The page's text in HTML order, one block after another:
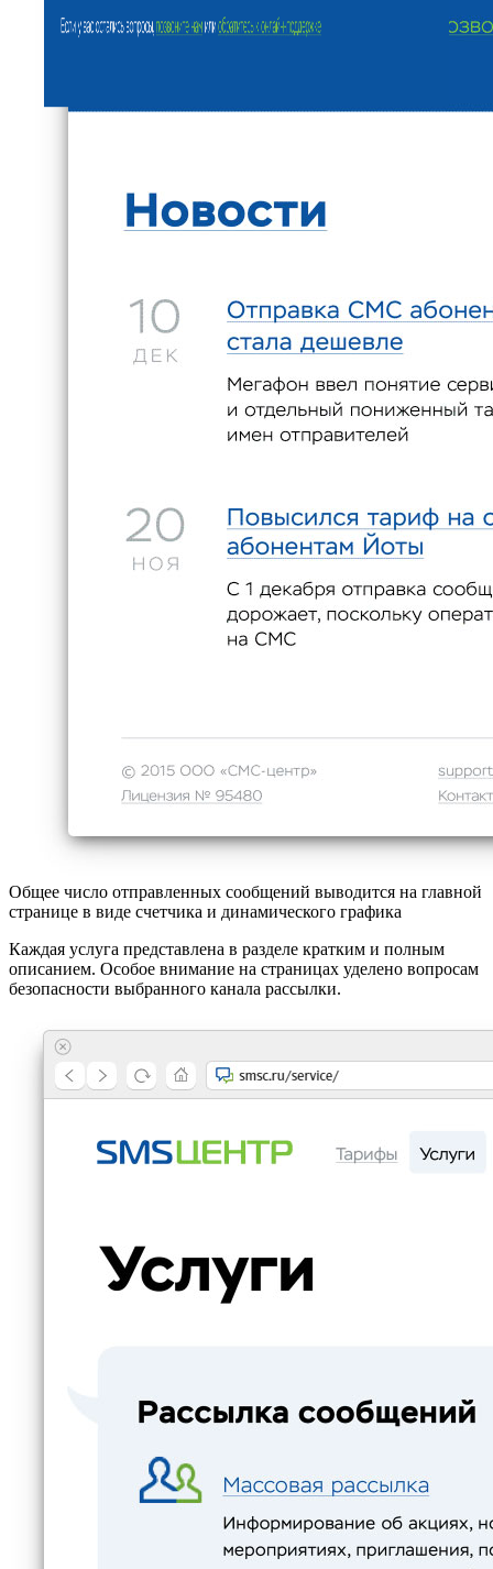
Общее число отправленных сообщений выводится на главной
странице в виде счетчика и динамического графика
Каждая услуга представлена в разделе кратким и полным
описанием. Особое внимание на страницах уделено вопросам
безопасности выбранного канала рассылки.